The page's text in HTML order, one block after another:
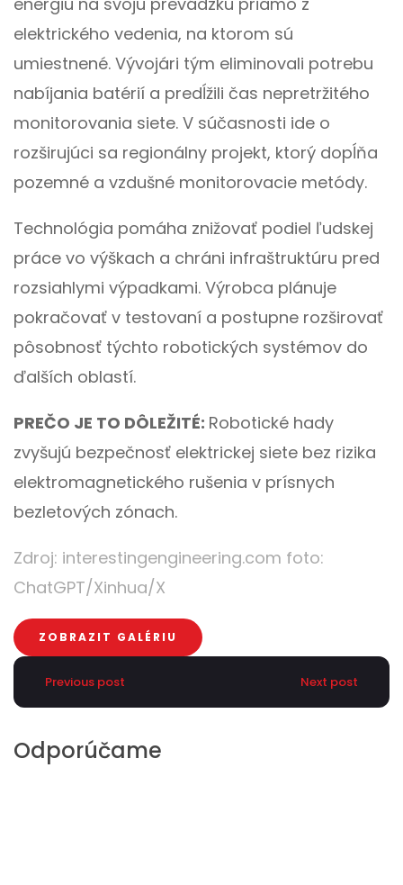
elektrického vedenia, na ktorom sú
umiestnené. Vývojári tým eliminovali potrebu
nabíjania batérií a predĺžili čas nepretržitého
monitorovania siete. V súčasnosti ide o
rozširujúci sa regionálny projekt, ktorý dopĺňa
pozemné a vzdušné monitorovacie metódy.
Technológia pomáha znižovať podiel ľudskej
práce vo výškach a chráni infraštruktúru pred
rozsiahlymi výpadkami. Výrobca plánuje
pokračovať v testovaní a postupne rozširovať
pôsobnosť týchto robotických systémov do
ďalších oblastí.
PREČO JE TO DÔLEŽITÉ: Robotické hady
zvyšujú bezpečnosť elektrickej siete bez rizika
elektromagnetického rušenia v prísnych
bezletových zónach.
Zdroj: interestingengineering.com foto:
ChatGPT/Xinhua/X
ZOBRAZIT GALÉRIU
Previous post Next post
Odporúčame